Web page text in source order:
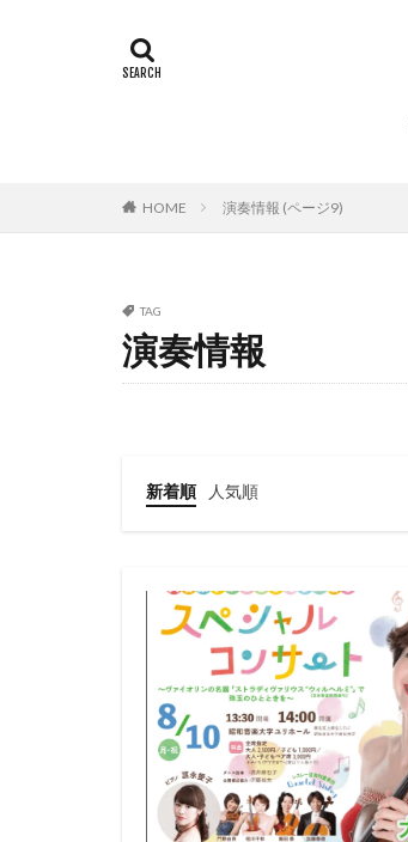
HOME 演奏情報 (ページ9)
TAG
演奏情報
新着順 人気順